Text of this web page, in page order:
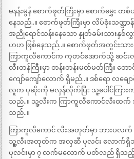
မနန်းမွန် စောက်ဖုတ်ကြီးမှာ စောက်မွှေး တစ်
နေသည်..။ စောက်ဖုတ်ကြီးမှာ လိပ်ခုံးသဏ္ဍာန်
အညိုရောင်သန်းနေသော နှုတ်ခမ်းသားနှစ်လွှ
ဟဟ ဖြစ်နေသည်..။ စောက်ဖုတ်အတွင်းသ
ကြာကူလီကောင်က ကုတင်အောက်သို့ ဆင်း
လီးတန်ကြီးမှာ တန်းတန်းမတ်မတ်ကြီး တ
ကျော်ကျော်လောက် ရှိမည်..။ ဒစ်ရော လချေ
လူက ပုဆိုးကို မလှန်လိုက်ပြီး သူ့ပေါင်ကြာ
သည်..။ သူ့လီးက ကြာကူလီကောင်လီးထက်
သည်..။
ကြာကူလီကောင် လီးအတုတ်မှာ ဘားပလက်
သူ့လီးအတုတ်က အလှဆီ ပုလင်း လောက်ရှိသ
ပုလင်းမှာ ၇ လက်မလောက် ပတ်လည် ရှိသည့်